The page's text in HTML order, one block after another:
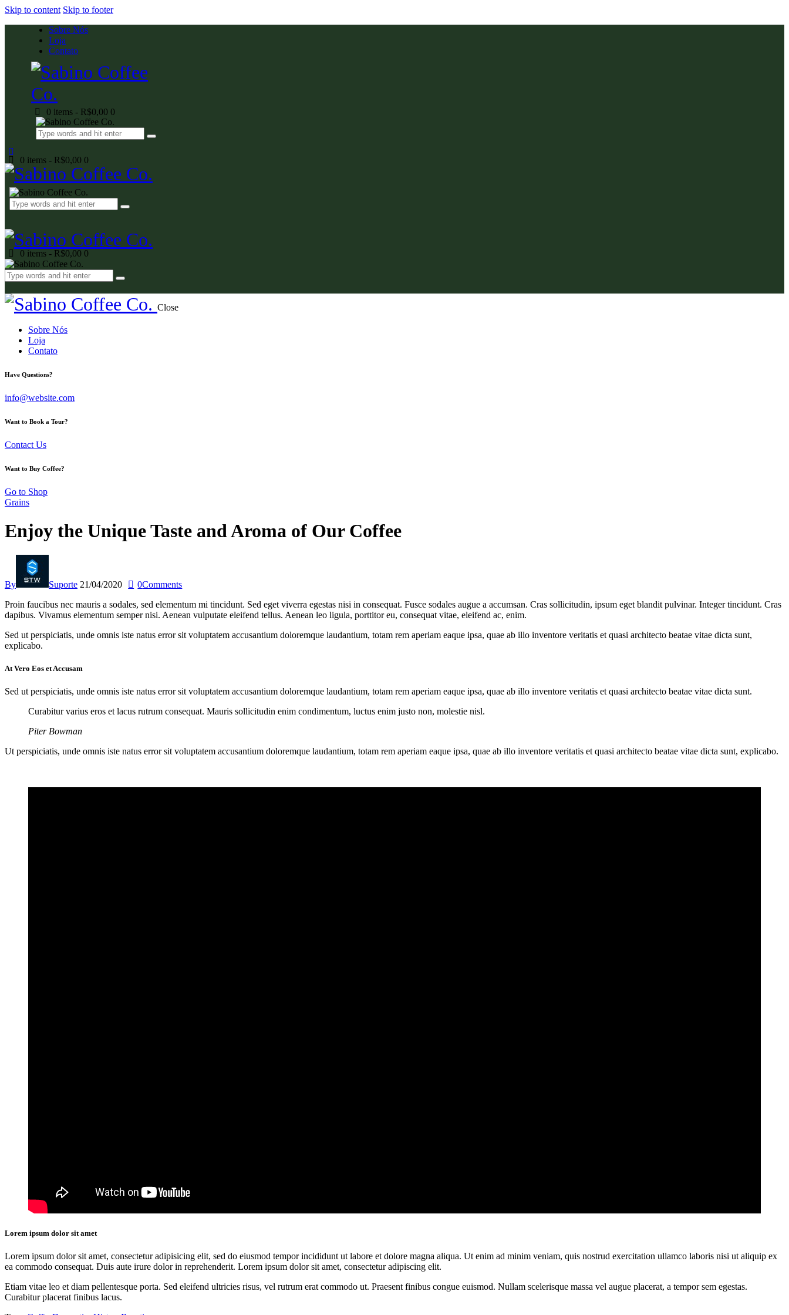
Skip to content Skip to footer
Sobre Nós
Loja
Contato
0 items - R$0,00 0
0 items - R$0,00 0
0 items - R$0,00 0
Close
Sobre Nós
Loja
Contato
Have Questions?
info@website.com
Want to Book a Tour?
Contact Us
Want to Buy Coffee?
Go to Shop
Grains
Enjoy the Unique Taste and Aroma of Our Coffee
By Suporte 21/04/2020 0Comments
Proin faucibus nec mauris a sodales, sed elementum mi tincidunt. Sed eget viverra egestas nisi in consequat. Fusce sodales augue a accumsan. Cras sollicitudin, ipsum eget blandit pulvinar. Integer tincidunt. Cras
dapibus. Vivamus elementum semper nisi. Aenean vulputate eleifend tellus. Aenean leo ligula, porttitor eu, consequat vitae, eleifend ac, enim.
Sed ut perspiciatis, unde omnis iste natus error sit voluptatem accusantium doloremque laudantium, totam rem aperiam eaque ipsa, quae ab illo inventore veritatis et quasi architecto beatae vitae dicta sunt,
explicabo.
At Vero Eos et Accusam
Sed ut perspiciatis, unde omnis iste natus error sit voluptatem accusantium doloremque laudantium, totam rem aperiam eaque ipsa, quae ab illo inventore veritatis et quasi architecto beatae vitae dicta sunt.
Curabitur varius eros et lacus rutrum consequat. Mauris sollicitudin enim condimentum, luctus enim justo non, molestie nisl.
Piter Bowman
Ut perspiciatis, unde omnis iste natus error sit voluptatem accusantium doloremque laudantium, totam rem aperiam eaque ipsa, quae ab illo inventore veritatis et quasi architecto beatae vitae dicta sunt, explicabo.
Lorem ipsum dolor sit amet
Lorem ipsum dolor sit amet, consectetur adipisicing elit, sed do eiusmod tempor incididunt ut labore et dolore magna aliqua. Ut enim ad minim veniam, quis nostrud exercitation ullamco laboris nisi ut aliquip ex
ea commodo consequat. Duis aute irure dolor in reprehenderit. Lorem ipsum dolor sit amet, consectetur adipiscing elit.
Etiam vitae leo et diam pellentesque porta. Sed eleifend ultricies risus, vel rutrum erat commodo ut. Praesent finibus congue euismod. Nullam scelerisque massa vel augue placerat, a tempor sem egestas.
Curabitur placerat finibus lacus.